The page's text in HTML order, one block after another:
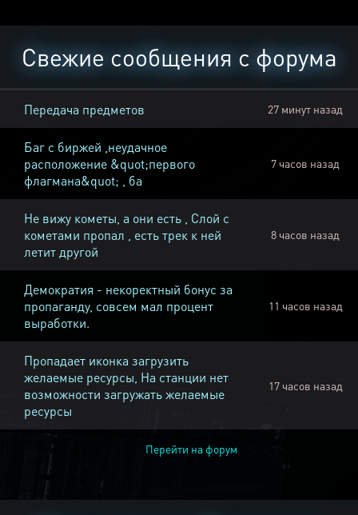
Свежие сообщения с форума
Передача предметов 27 минут назад
Баг с биржей ,неудачное
расположение &quot;первого
флагмана&quot; , ба
7 часов назад
Не вижу кометы, а они есть , Слой с
кометами пропал , есть трек к ней
летит другой
8 часов назад
Демократия - некоректный бонус за
пропаганду, совсем мал процент
выработки.
11 часов назад
Пропадает иконка загрузить
желаемые ресурсы, На станции нет
возможности загружать желаемые
ресурсы
17 часов назад
Перейти на форум